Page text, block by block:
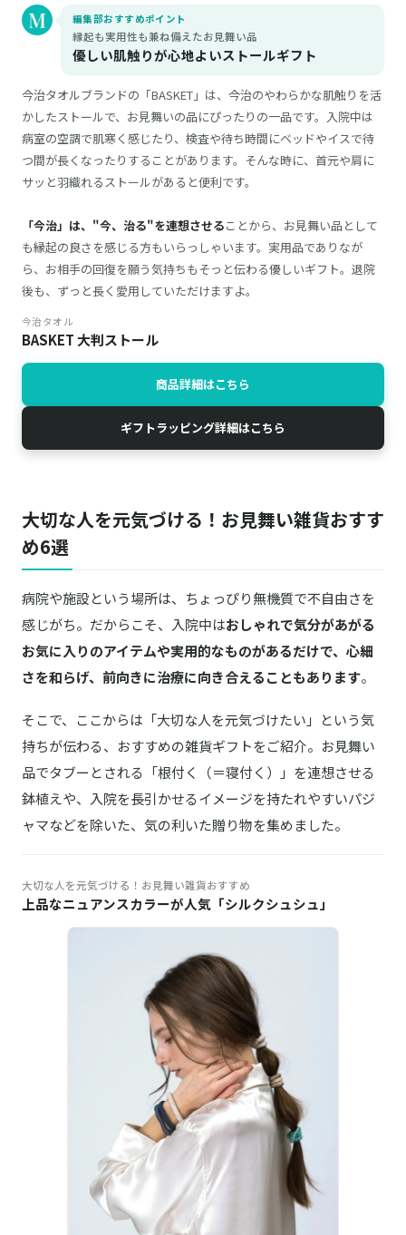
編集部おすすめポイント
縁起も実用性も兼ね備えたお見舞い品
優しい肌触りが心地よいストールギフト
今治タオルブランドの「BASKET」は、今治のやわらかな肌触りを活
かしたストールで、お見舞いの品にぴったりの一品です。入院中は
病室の空調で肌寒く感じたり、検査や待ち時間にベッドやイスで待
つ間が長くなったりすることがあります。そんな時に、首元や肩に
サッと羽織れるストールがあると便利です。
「今治」は、"今、治る"を連想させることから、お見舞い品として
も縁起の良さを感じる方もいらっしゃいます。実用品でありなが
ら、お相手の回復を願う気持ちもそっと伝わる優しいギフト。退院
後も、ずっと長く愛用していただけますよ。
今治タオル
BASKET 大判ストール
商品詳細はこちら
ギフトラッピング詳細はこちら
大切な人を元気づける！お見舞い雑貨おすす
め6選
病院や施設という場所は、ちょっぴり無機質で不自由さを
感じがち。だからこそ、入院中はおしゃれで気分があがる
お気に入りのアイテムや実用的なものがあるだけで、心細
さを和らげ、前向きに治療に向き合えることもあります。
そこで、ここからは「大切な人を元気づけたい」という気
持ちが伝わる、おすすめの雑貨ギフトをご紹介。お見舞い
品でタブーとされる「根付く（＝寝付く）」を連想させる
鉢植えや、入院を長引かせるイメージを持たれやすいパジ
ャマなどを除いた、気の利いた贈り物を集めました。
大切な人を元気づける！お見舞い雑貨おすすめ
上品なニュアンスカラーが人気「シルクシュシュ」